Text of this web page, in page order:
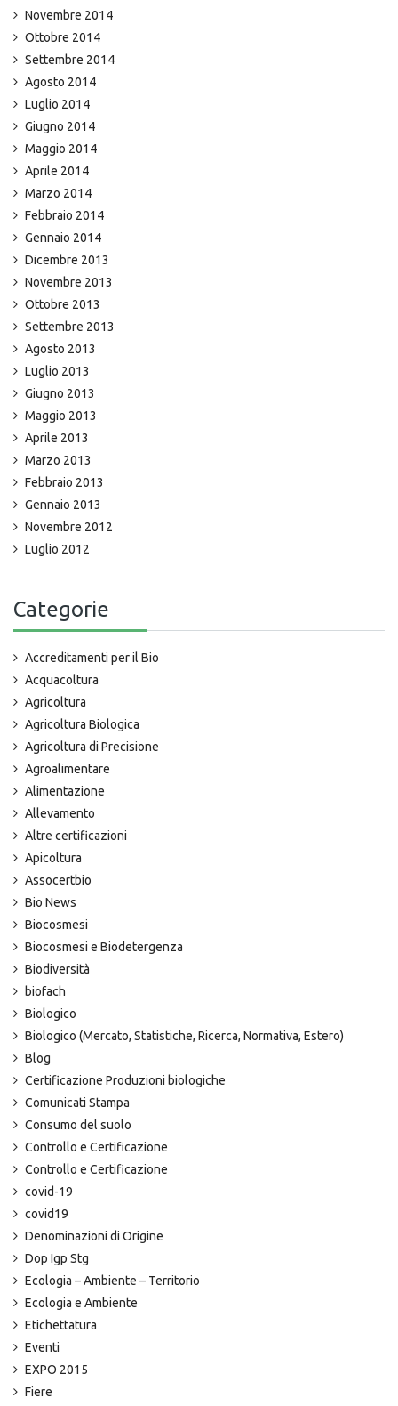
Novembre 2014
Ottobre 2014
Settembre 2014
Agosto 2014
Luglio 2014
Giugno 2014
Maggio 2014
Aprile 2014
Marzo 2014
Febbraio 2014
Gennaio 2014
Dicembre 2013
Novembre 2013
Ottobre 2013
Settembre 2013
Agosto 2013
Luglio 2013
Giugno 2013
Maggio 2013
Aprile 2013
Marzo 2013
Febbraio 2013
Gennaio 2013
Novembre 2012
Luglio 2012
Categorie
Accreditamenti per il Bio
Acquacoltura
Agricoltura
Agricoltura Biologica
Agricoltura di Precisione
Agroalimentare
Alimentazione
Allevamento
Altre certificazioni
Apicoltura
Assocertbio
Bio News
Biocosmesi
Biocosmesi e Biodetergenza
Biodiversità
biofach
Biologico
Biologico (Mercato, Statistiche, Ricerca, Normativa, Estero)
Blog
Certificazione Produzioni biologiche
Comunicati Stampa
Consumo del suolo
Controllo e Certificazione
Controllo e Certificazione
covid-19
covid19
Denominazioni di Origine
Dop Igp Stg
Ecologia – Ambiente – Territorio
Ecologia e Ambiente
Etichettatura
Eventi
EXPO 2015
Fiere